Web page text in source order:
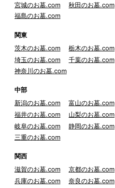
宮城のお墓.com
秋田のお墓.com
福島のお墓.com
関東
茨木のお墓.com
栃木のお墓.com
埼玉のお墓.com
千葉のお墓.com
神奈川のお墓.com
中部
新潟のお墓.com
富山のお墓.com
福井のお墓.com
山梨のお墓.com
岐阜のお墓.com
静岡のお墓.com
三重のお墓.com
関西
滋賀のお墓.com
京都のお墓.com
兵庫のお墓.com
奈良のお墓.com